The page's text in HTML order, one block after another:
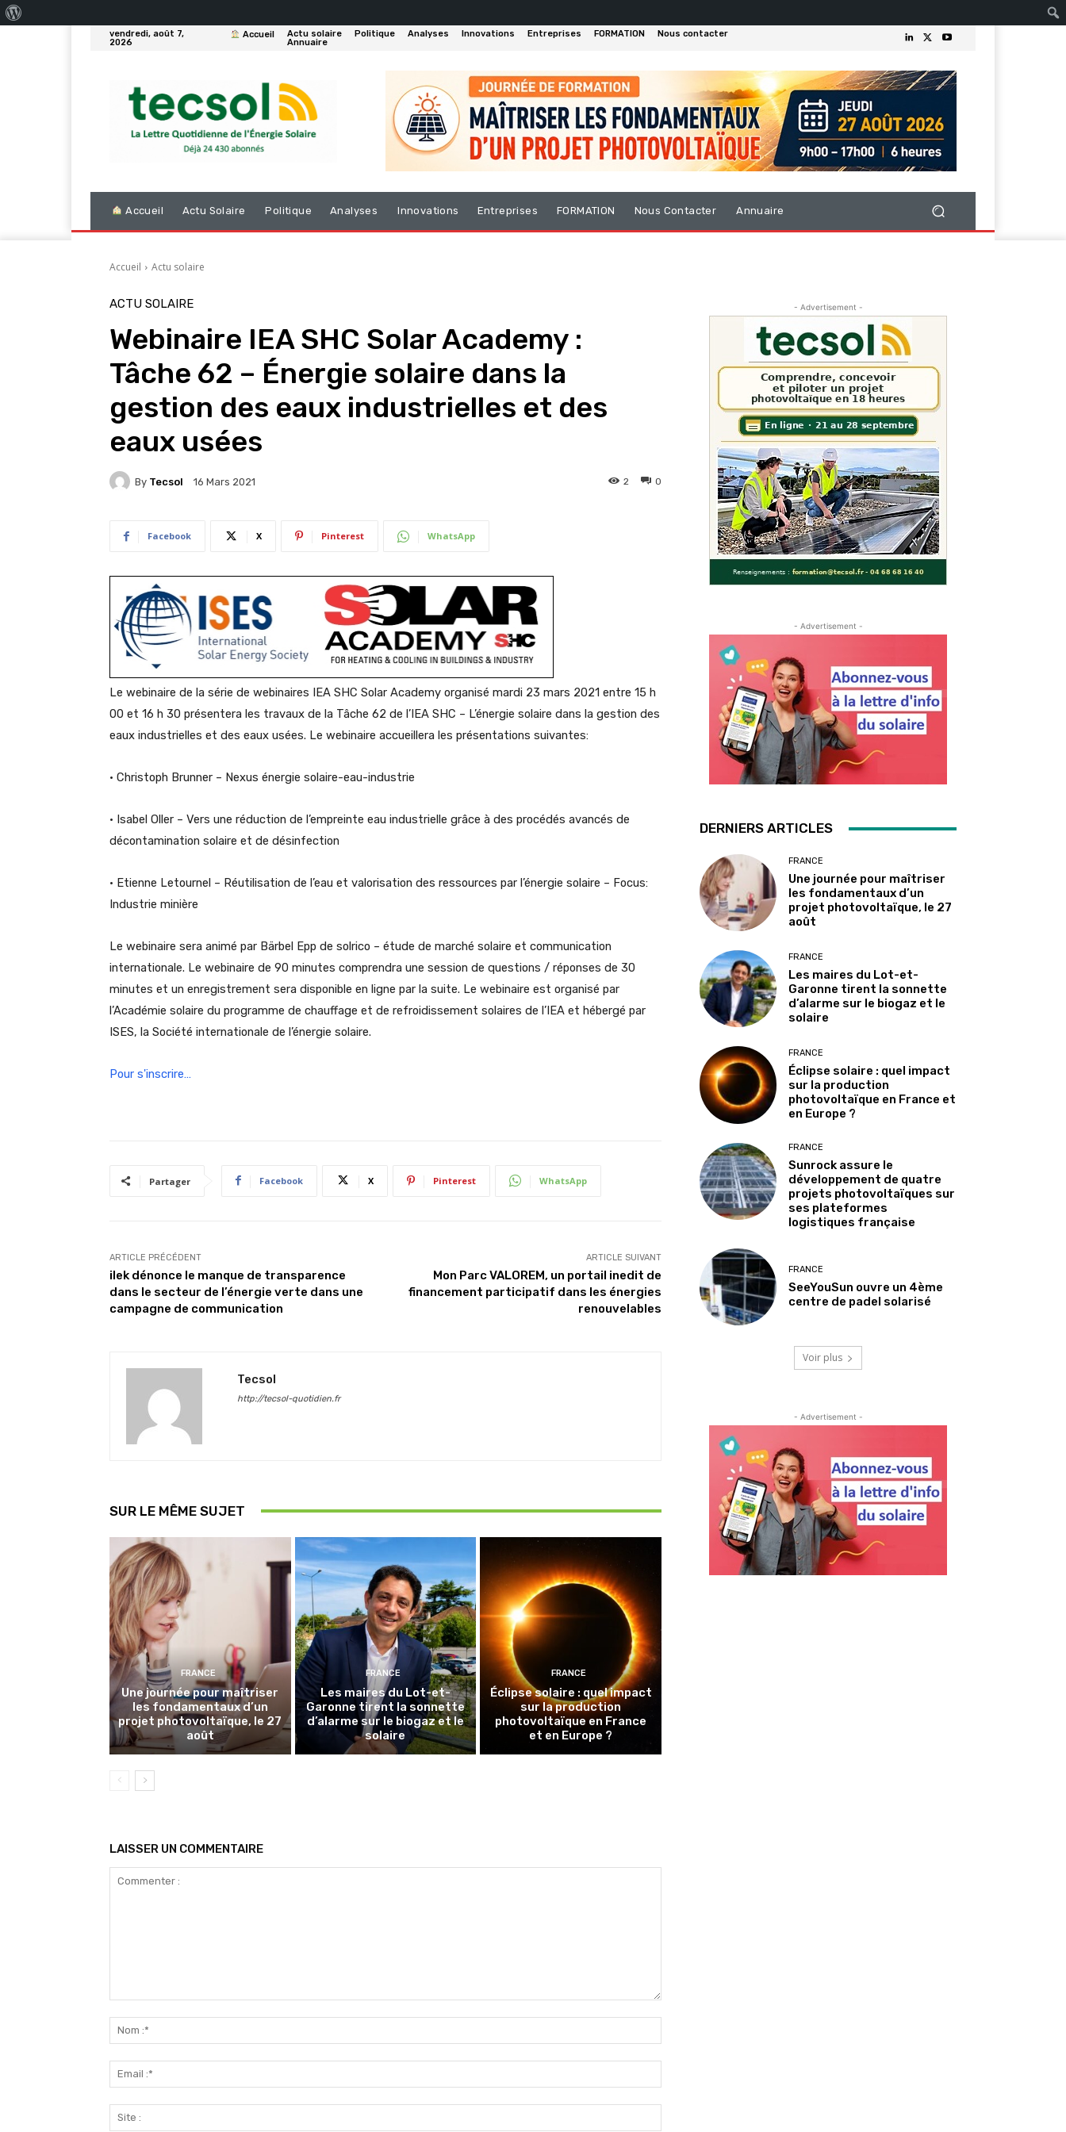
vendredi, août 7,
2026
Accueil Actu solaire Politique Analyses Innovations Entreprises FORMATION
Nous contacter
Annuaire
Accueil Actu Solaire Politique Analyses Innovations Entreprises FORMATION Nous Contacter Annuaire
Accueil Actu solaire
ACTU SOLAIRE
Webinaire IEA SHC Solar Academy :
Tâche 62 – Énergie solaire dans la
gestion des eaux industrielles et des
eaux usées
By Tecsol 16 Mars 2021 0
2
Facebook X Pinterest WhatsApp
Le webinaire de la série de webinaires IEA SHC Solar Academy organisé mardi 23 mars 2021 entre 15 h
00 et 16 h 30 présentera les travaux de la Tâche 62 de l’IEA SHC – L’énergie solaire dans la gestion des
eaux industrielles et des eaux usées. Le webinaire accueillera les présentations suivantes:
• Christoph Brunner – Nexus énergie solaire-eau-industrie
• Isabel Oller – Vers une réduction de l’empreinte eau industrielle grâce à des procédés avancés de
décontamination solaire et de désinfection
• Etienne Letournel – Réutilisation de l’eau et valorisation des ressources par l’énergie solaire – Focus:
Industrie minière
Le webinaire sera animé par Bärbel Epp de solrico – étude de marché solaire et communication
internationale. Le webinaire de 90 minutes comprendra une session de questions / réponses de 30
minutes et un enregistrement sera disponible en ligne par la suite. Le webinaire est organisé par
l’Académie solaire du programme de chauffage et de refroidissement solaires de l’IEA et hébergé par
ISES, la Société internationale de l’énergie solaire.
Pour s'inscrire…
Partager Facebook X Pinterest WhatsApp
ARTICLE PRÉCÉDENT
ilek dénonce le manque de transparence
dans le secteur de l’énergie verte dans une
campagne de communication
ARTICLE SUIVANT
Mon Parc VALOREM, un portail inedit de
financement participatif dans les énergies
renouvelables
Tecsol
http://tecsol-quotidien.fr
SUR LE MÊME SUJET
FRANCE
Une journée pour maîtriser
les fondamentaux d’un
projet photovoltaïque, le 27
août
FRANCE
Les maires du Lot-et-
Garonne tirent la sonnette
d’alarme sur le biogaz et le
solaire
FRANCE
Éclipse solaire : quel impact
sur la production
photovoltaïque en France
et en Europe ?
LAISSER UN COMMENTAIRE
- Advertisement -
- Advertisement -
DERNIERS ARTICLES
FRANCE
Une journée pour maîtriser
les fondamentaux d’un
projet photovoltaïque, le 27
août
FRANCE
Les maires du Lot-et-
Garonne tirent la sonnette
d’alarme sur le biogaz et le
solaire
FRANCE
Éclipse solaire : quel impact
sur la production
photovoltaïque en France et
en Europe ?
FRANCE
Sunrock assure le
développement de quatre
projets photovoltaïques sur
ses plateformes
logistiques française
FRANCE
SeeYouSun ouvre un 4ème
centre de padel solarisé
Voir plus
- Advertisement -